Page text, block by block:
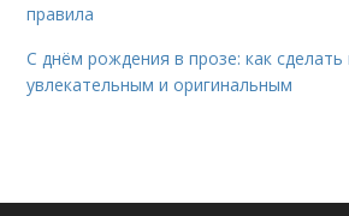
правила
С днём рождения в прозе: как сделать
увлекательным и оригинальным